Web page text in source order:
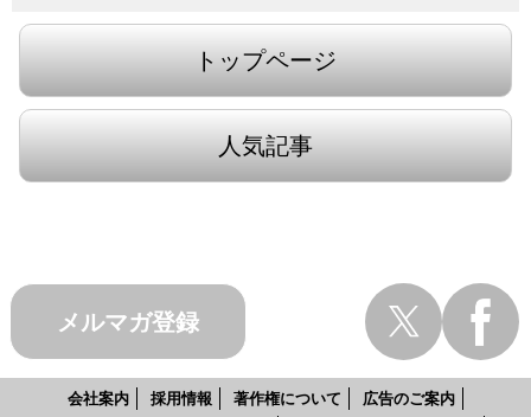
トップページ
人気記事
メルマガ登録
会社案内 採用情報 著作権について
広告のご案内